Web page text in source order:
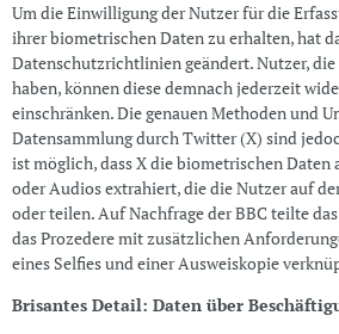
Um die Einwilligung der Nutzer für die
ihrer biometrischen Daten zu erhalten, hat
Datenschutzrichtlinien geändert. Nutzer,
haben, können diese demnach jederzeit
einschränken. Die genauen Methoden und
Datensammlung durch Twitter (X) sind
ist möglich, dass X die biometrischen Daten
oder Audios extrahiert, die die Nutzer auf
oder teilen. Auf Nachfrage der BBC teilte
das Prozedere mit zusätzlichen
eines Selfies und einer Ausweiskopie
Brisantes Detail: Daten über